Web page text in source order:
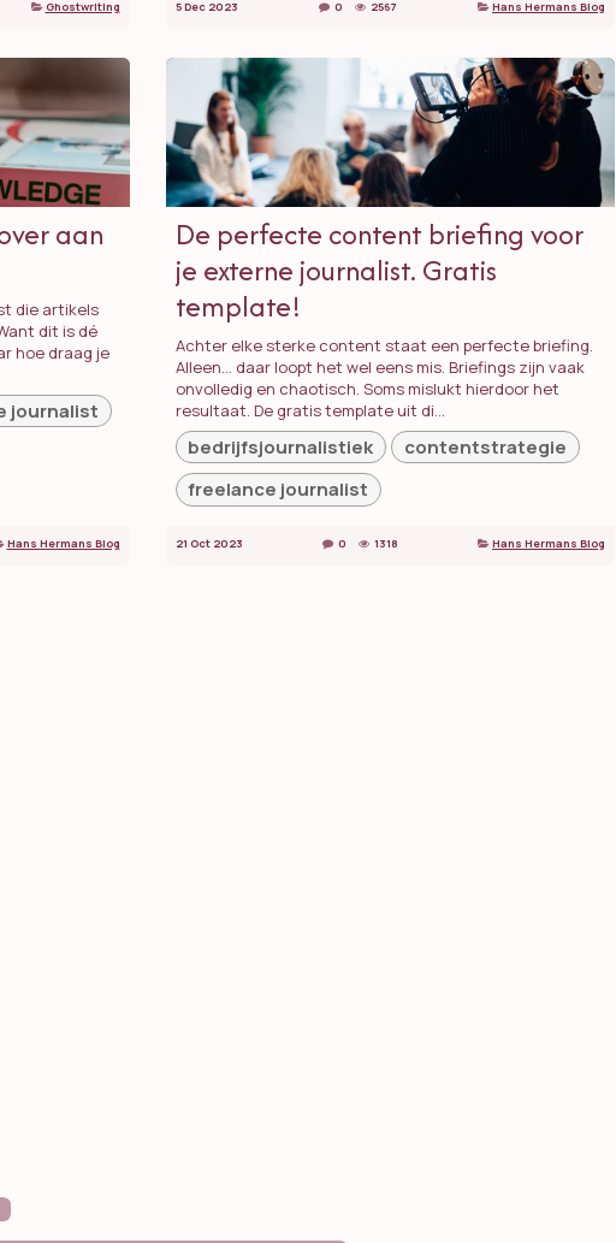
Ghostwriting 5 Dec 2023 0 2567 Hans Hermans Blog
aan
die artikels
dit is dé
hoe draag je
journalist
Hans Hermans Blog
De perfecte content briefing voor
je externe journalist. Gratis
template!
Achter elke sterke content staat een perfecte briefing.
Alleen… daar loopt het wel eens mis. Briefings zijn vaak
onvolledig en chaotisch. Soms mislukt hierdoor het
resultaat. De gratis template uit di...
bedrijfsjournalistiek
contentstrategie
freelance journalist
21 Oct 2023 0 1318 Hans Hermans Blog